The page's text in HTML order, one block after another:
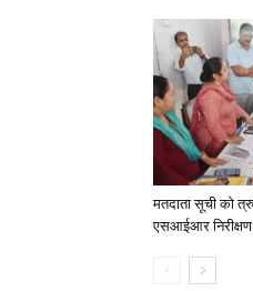
मतदाता सूची को
एसआईआर